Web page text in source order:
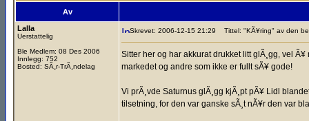
Av
Lalla
Uerstattelig
Ble Medlem: 08 Des 2006
Innlegg: 752
Bosted: SÃ¸r-TrÃ¸ndelag
Skrevet: 2006-12-15 21:29 Tittel: "KÃ¥ring" av den
Sitter her og har akkurat drukket litt glÃ¸gg, vel
markedet og andre som ikke er fullt sÃ¥ gode!
Vi prÃ¸vde Saturnus glÃ¸gg kjÃ¸pt pÃ¥ Lidl
tilsetning, for den var ganske sÃ¸t nÃ¥r den var